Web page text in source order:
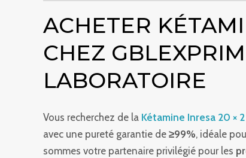
ACHETER
CHEZ
LABORATOIRE
Vous recherchez de la Kétamine Inresa 20 ×
avec une pureté garantie de ≥99%, idéale
sommes votre partenaire privilégié pour les